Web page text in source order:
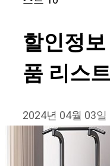
할인정
품 리스
2024년 04월 03일